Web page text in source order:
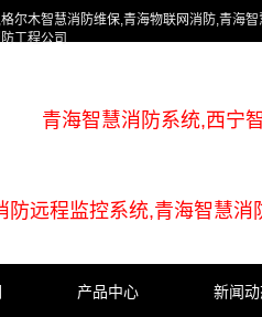
尔木智慧消防维保,青海物联网消防,青海
工程公司
青海智慧消防系统,西宁
防远程监控系统,青海智慧
产品中心 新闻